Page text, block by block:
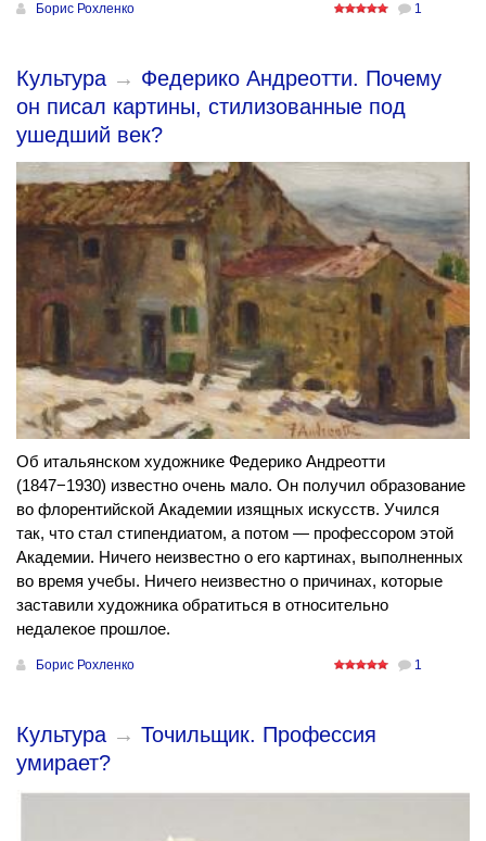
Борис Рохленко 1
Культура → Федерико Андреотти. Почему
он писал картины, стилизованные под
ушедший век?
Об итальянском художнике Федерико Андреотти
(1847−1930) известно очень мало. Он получил образование
во флорентийской Академии изящных искусств. Учился
так, что стал стипендиатом, а потом — профессором этой
Академии. Ничего неизвестно о его картинах, выполненных
во время учебы. Ничего неизвестно о причинах, которые
заставили художника обратиться в относительно
недалекое прошлое.
Борис Рохленко 1
Культура → Точильщик. Профессия
умирает?